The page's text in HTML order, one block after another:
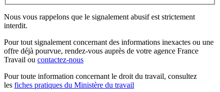
Nous vous rappelons que le signalement abusif est strictement
interdit.
Pour tout signalement concernant des informations inexactes ou une
offre déjà pourvue, rendez-vous auprès de votre agence France
Travail ou contactez-nous
Pour toute information concernant le droit du travail, consultez
les fiches pratiques du Ministère du travail